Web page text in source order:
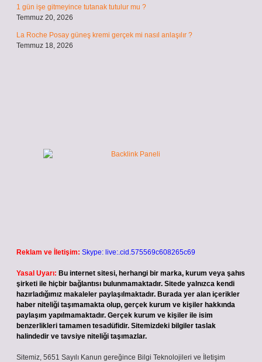
1 gün işe gitmeyince tutanak tutulur mu ?
Temmuz 20, 2026
La Roche Posay güneş kremi gerçek mi nasıl anlaşılır ?
Temmuz 18, 2026
Reklam ve İletişim: Skype: live:.cid.575569c608265c69
Yasal Uyarı: Bu internet sitesi, herhangi bir marka, kurum veya şahıs
şirketi ile hiçbir bağlantısı bulunmamaktadır. Sitede yalnızca kendi
hazırladığımız makaleler paylaşılmaktadır. Burada yer alan içerikler
haber niteliği taşımamakta olup, gerçek kurum ve kişiler hakkında
paylaşım yapılmamaktadır. Gerçek kurum ve kişiler ile isim
benzerlikleri tamamen tesadüfidir. Sitemizdeki bilgiler taslak
halindedir ve tavsiye niteliği taşımazlar.
Sitemiz, 5651 Sayılı Kanun gereğince Bilgi Teknolojileri ve İletişim